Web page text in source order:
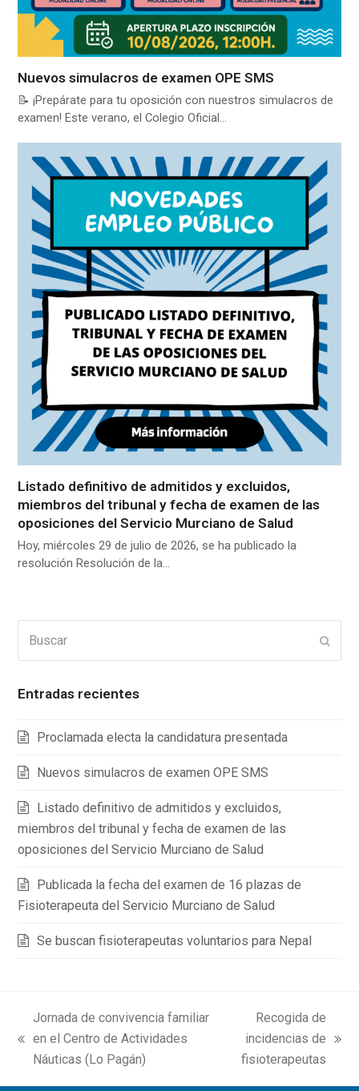
Nuevos simulacros de examen OPE SMS
📝 ¡Prepárate para tu oposición con nuestros simulacros de
examen! Este verano, el Colegio Oficial…
Listado definitivo de admitidos y excluidos,
miembros del tribunal y fecha de examen de las
oposiciones del Servicio Murciano de Salud
Hoy, miércoles 29 de julio de 2026, se ha publicado la
resolución Resolución de la…
Entradas recientes
Proclamada electa la candidatura presentada
Nuevos simulacros de examen OPE SMS
Listado definitivo de admitidos y excluidos,
miembros del tribunal y fecha de examen de las
oposiciones del Servicio Murciano de Salud
Publicada la fecha del examen de 16 plazas de
Fisioterapeuta del Servicio Murciano de Salud
Se buscan fisioterapeutas voluntarios para Nepal
previous
post:
Jornada de convivencia familiar
en el Centro de Actividades
Náuticas (Lo Pagán)
next
post:
Recogida de
incidencias de
fisioterapeutas